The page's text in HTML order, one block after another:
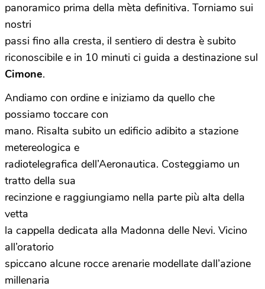
panoramico prima della mèta definitiva. Torniamo sui
nostri
passi fino alla cresta, il sentiero di destra è subito
riconoscibile e in 10 minuti ci guida a destinazione sul
Cimone.
Andiamo con ordine e iniziamo da quello che
possiamo toccare con
mano. Risalta subito un edificio adibito a stazione
metereologica e
radiotelegrafica dell’Aeronautica. Costeggiamo un
tratto della sua
recinzione e raggiungiamo nella parte più alta della
vetta
la cappella dedicata alla Madonna delle Nevi. Vicino
all’oratorio
spiccano alcune rocce arenarie modellate dall’azione
millenaria